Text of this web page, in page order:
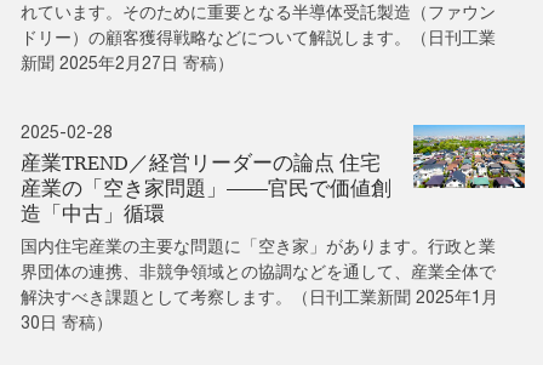
れています。そのために重要となる半導体受託製造（ファウン
ドリー）の顧客獲得戦略などについて解説します。（日刊工業
新聞 2025年2月27日 寄稿）
2025-02-28
産業TREND／経営リーダーの論点 住宅
産業の「空き家問題」――官民で価値創
造「中古」循環
国内住宅産業の主要な問題に「空き家」があります。行政と業
界団体の連携、非競争領域との協調などを通して、産業全体で
解決すべき課題として考察します。（日刊工業新聞 2025年1月
30日 寄稿）